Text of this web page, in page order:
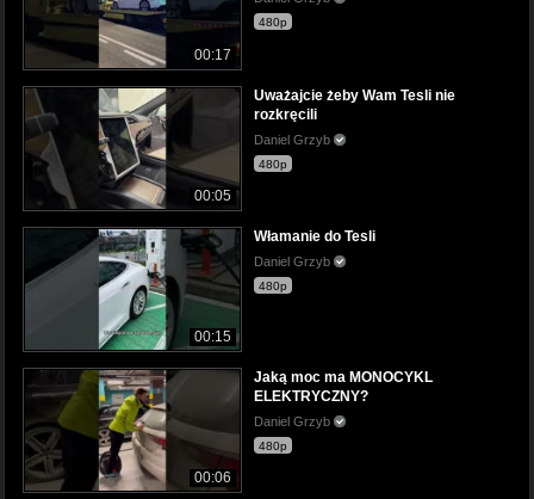
00:17
480p
00:05
Uważajcie żeby Wam Tesli nie
rozkręcili
Daniel Grzyb
480p
00:15
Włamanie do Tesli
Daniel Grzyb
480p
00:06
Jaką moc ma MONOCYKL
ELEKTRYCZNY?
Daniel Grzyb
480p